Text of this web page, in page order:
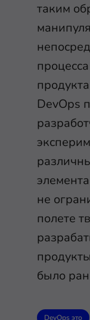
таким
DevOps
не
полете
было
DevOps это